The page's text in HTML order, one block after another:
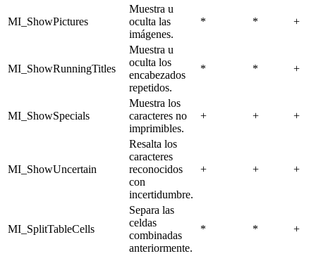
MI_ShowPictures
Muestra u
oculta las
imágenes.
* * +
MI_ShowRunningTitles
Muestra u
oculta los
encabezados
repetidos.
* * +
MI_ShowSpecials
Muestra los
caracteres no
imprimibles.
+ + +
MI_ShowUncertain
Resalta los
caracteres
reconocidos
con
incertidumbre.
+ + +
MI_SplitTableCells
Separa las
celdas
combinadas
anteriormente.
* * +